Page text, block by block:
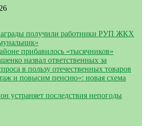
получили работники РУП ЖКХ
прибавилось «тысячников»
назвал ответственных за
в пользу отечественных товаров
и повысим пенсию»: новая схема
устраняет последствия непогоды